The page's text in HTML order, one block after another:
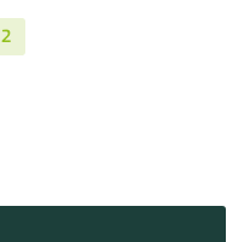
2